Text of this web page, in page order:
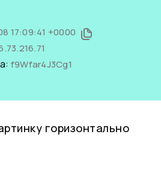
17:09:41 +0000
f9Wfar4J3Cg1
горизонтально